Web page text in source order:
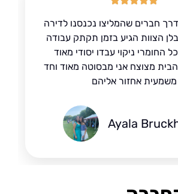
שהמליצו נכנסנו לדירה
הגיע בזמן תקתק עבודה
ניקוי עבדו יסודי מאוד
אני מבסוטה מאוד וחד
אחזור אליהם
Ayala